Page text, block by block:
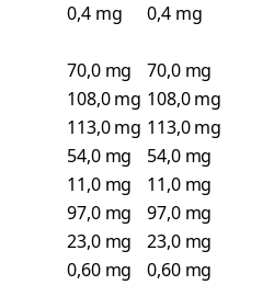
0,4 mg
0,4 mg
70,0 mg
70,0 mg
108,0 mg 108,0 mg
113,0 mg 113,0 mg
54,0 mg
54,0 mg
11,0 mg
11,0 mg
97,0 mg
97,0 mg
23,0 mg
23,0 mg
0,60 mg
0,60 mg